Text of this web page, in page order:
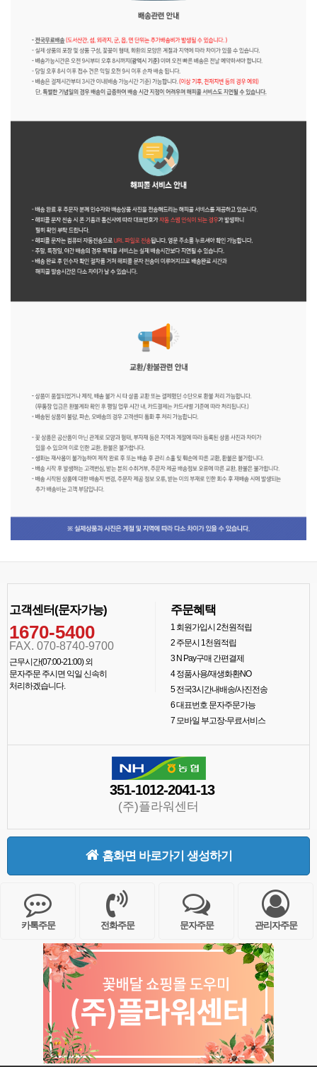
고객센터(문자가능)
1670-5400
FAX. 070-8740-9700
근무시간(07:00-21:00) 외
문자주문 주시면 익일 신속히
처리하겠습니다.
주문혜택
1회원가입시 2천원적립
2주문시 1천원적립
3N Pay구매 간편결제
4정품사용/재생화환NO
5전국3시간내배송/사진전송
6대표번호 문자주문가능
7모바일 부고장-무료서비스
351-1012-2041-13
(주)플라워센터
홈화면 바로가기 생성하기
카톡주문 전화주문 문자주문 관리자주문